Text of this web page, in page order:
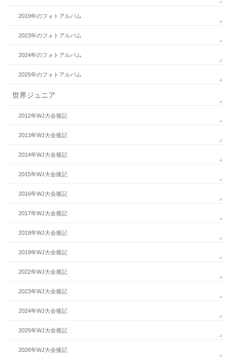
2019年のフォトアルバム
2023年のフォトアルバム
2024年のフォトアルバム
2025年のフォトアルバム
世界ジュニア
2012年WJ大会後記
2013年WJ大会後記
2014年WJ大会後記
2015年WJ大会後記
2016年WJ大会後記
2017年WJ大会後記
2018年WJ大会後記
2019年WJ大会後記
2022年WJ大会後記
2023年WJ大会後記
2024年WJ大会後記
2025年WJ大会後記
2026年WJ大会後記